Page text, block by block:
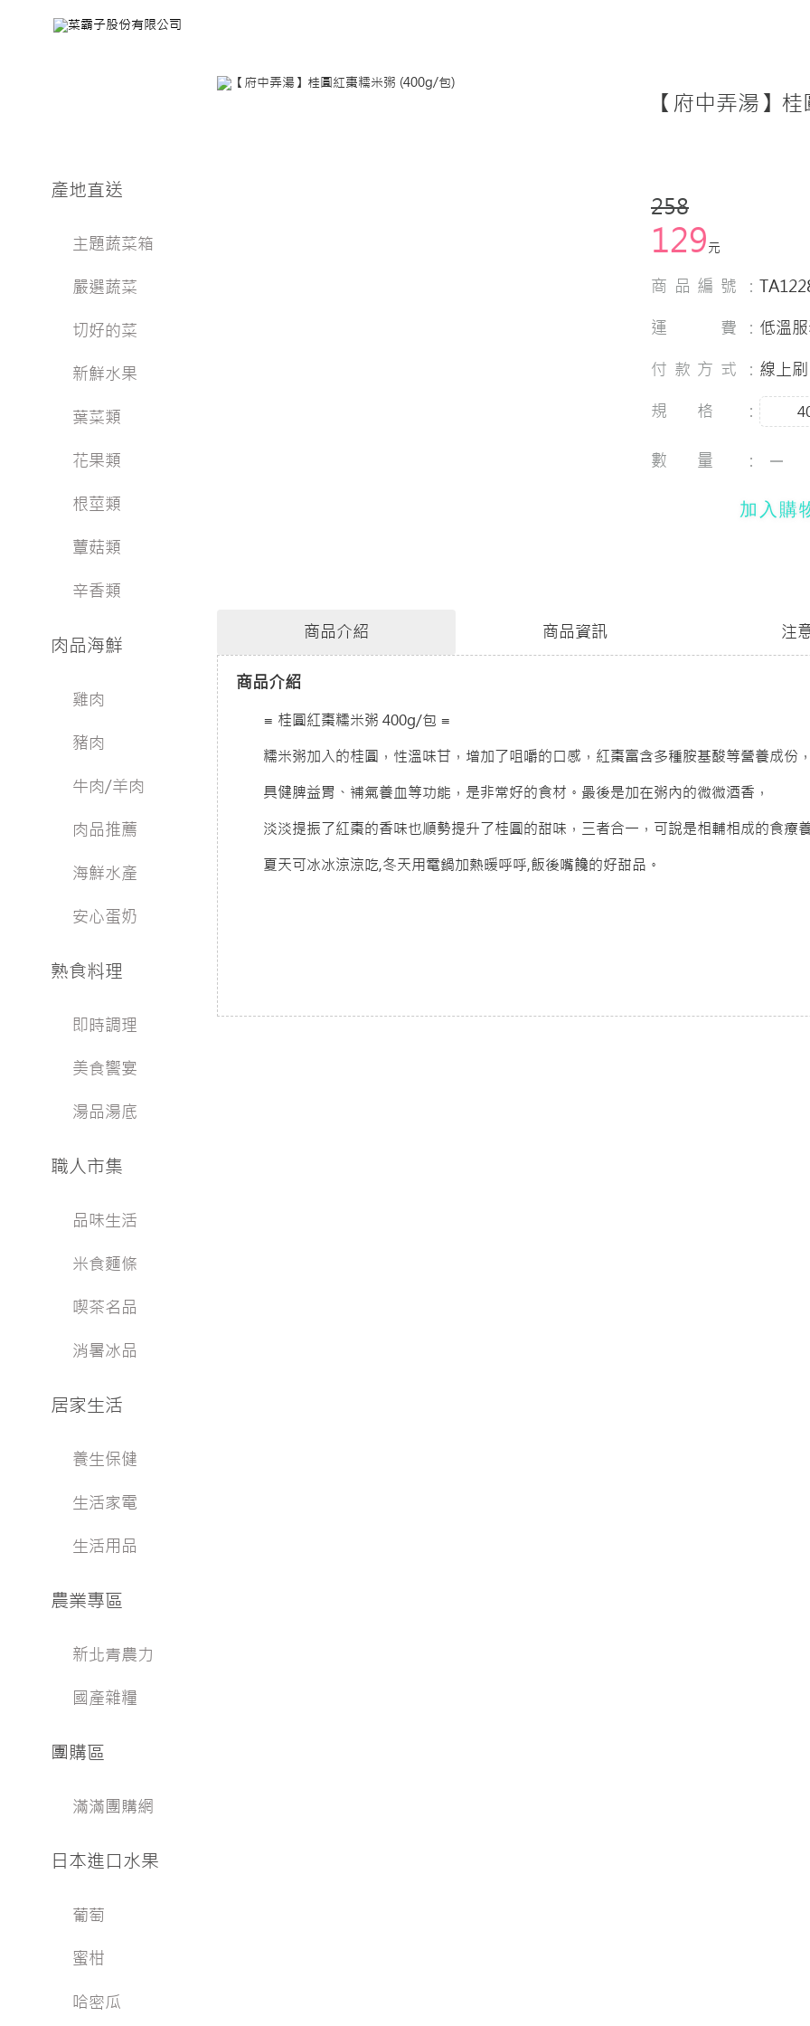
產地直送
主題蔬菜箱
嚴選蔬菜
切好的菜
新鮮水果
葉菜類
花果類
根莖類
蕈菇類
辛香類
肉品海鮮
雞肉
豬肉
牛肉/羊肉
肉品推薦
海鮮水產
安心蛋奶
熟食料理
即時調理
美食饗宴
湯品湯底
職人市集
品味生活
米食麵條
喫茶名品
消暑冰品
居家生活
養生保健
生活家電
生活用品
農業專區
新北青農力
國產雜糧
團購區
滿滿團購網
日本進口水果
葡萄
蜜柑
哈密瓜
【府中弄湯】
258
129元
商品編號：
運 費： 低溫
付款方式： 線上
規格：
數量：
加入購
商品介紹 商品資訊 注
商品介紹
≡ 桂圓紅棗糯米粥 400g/包 ≡
糯米粥加入的桂圓，性溫味甘，增加了咀嚼的口感，紅棗富含多種胺基酸等營養成份，
具健脾益胃、補氣養血等功能，是非常好的食材。最後是加在粥內的微微酒香，
淡淡提振了紅棗的香味也順勢提升了桂圓的甜味，三者合一，可說是相輔相成的食療
夏天可冰冰涼涼吃,冬天用電鍋加熱暖呼呼,飯後嘴饞的好甜品。